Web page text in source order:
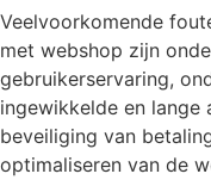
Veelvoorkomende
met webshop zijn
gebruikerservaring,
ingewikkelde en lange
beveiliging van
optimaliseren van de